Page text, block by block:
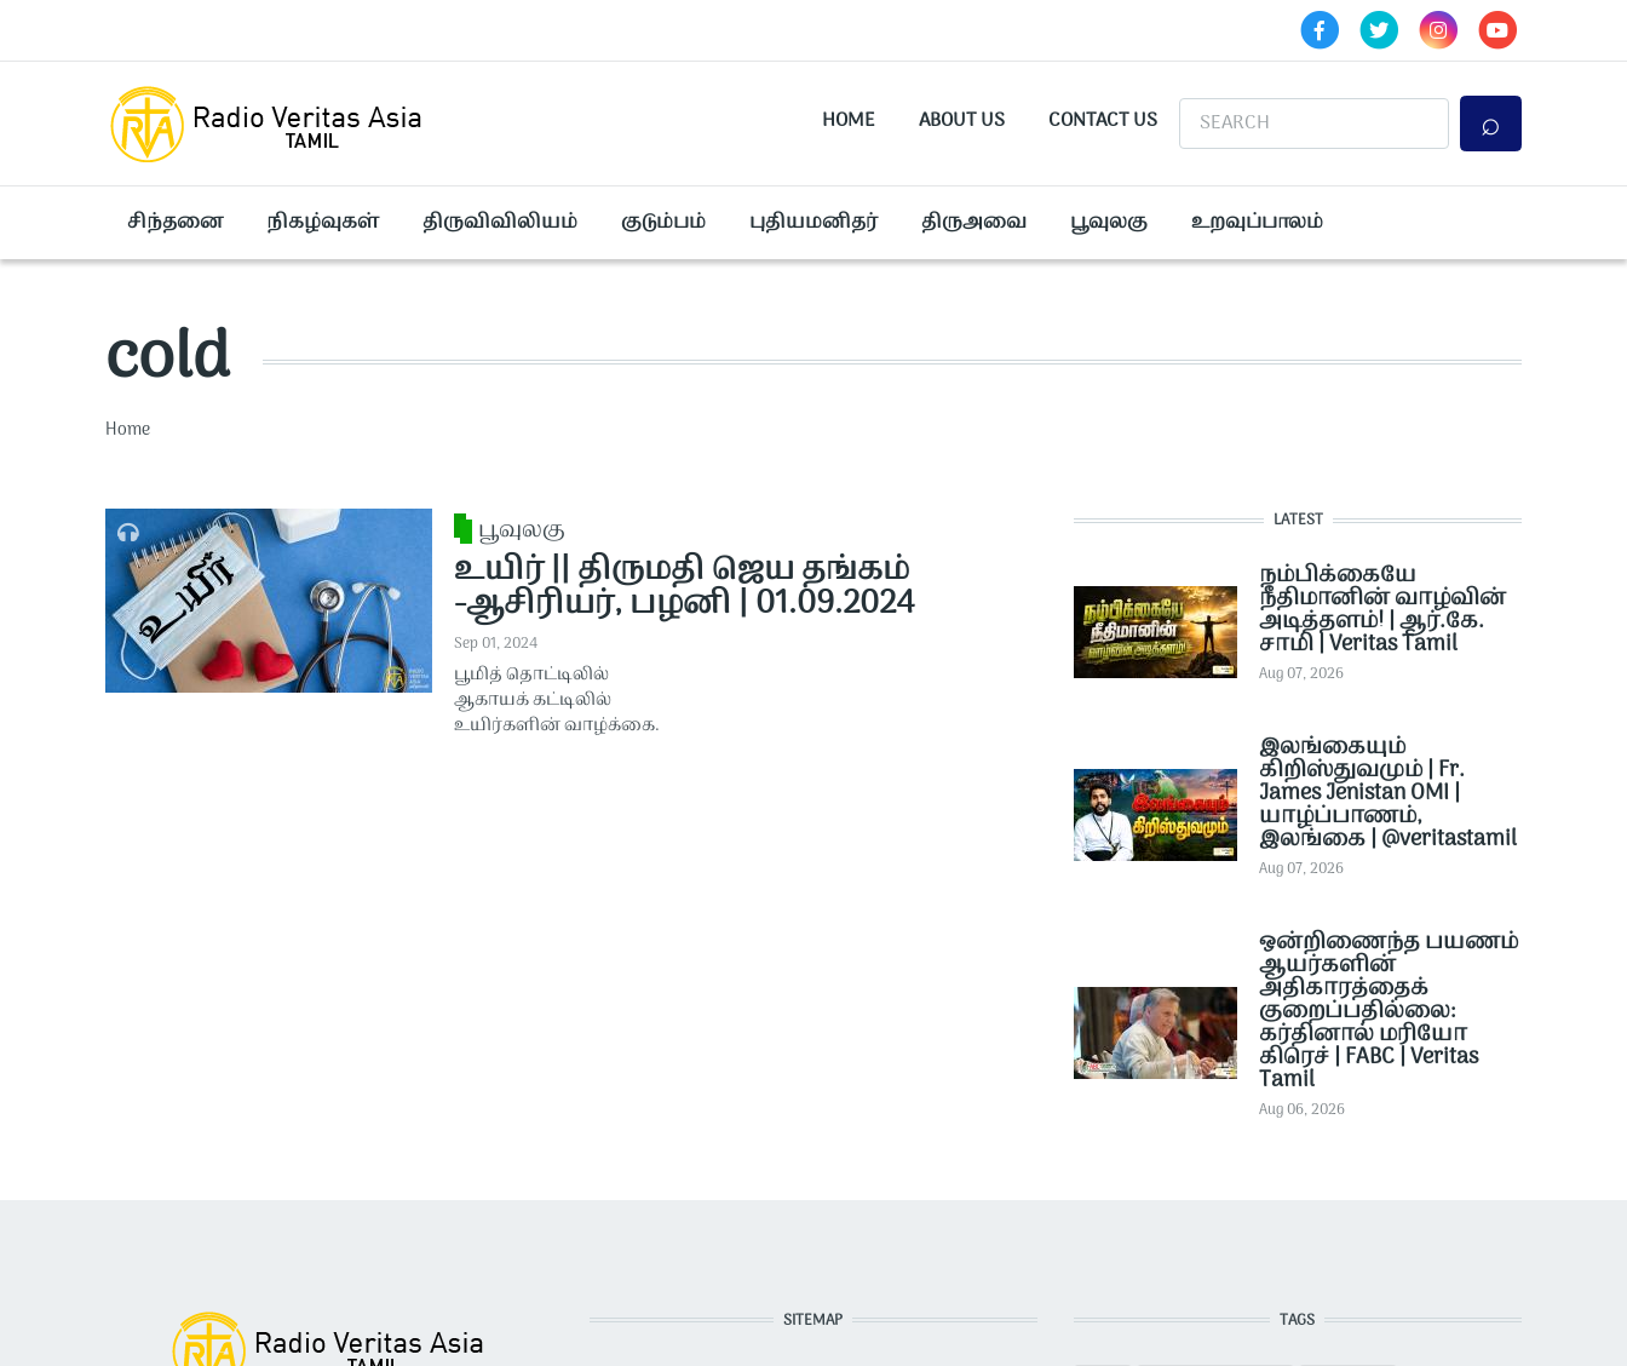
HOME ABOUT US CONTACT US Search
சிந்தனை நிகழ்வுகள் திருவிவிலியம் குடும்பம் புதியமனிதர் திருஅவை பூவுலகு உறவுப்பாலம்
cold
Breadcrumb
Home
பூவுலகு
உயிர் || திருமதி ஜெய தங்கம்
-ஆசிரியர், பழனி | 01.09.2024
Sep 01, 2024
பூமித் தொட்டிலில்
ஆகாயக் கட்டிலில்
உயிர்களின் வாழ்க்கை.
LATEST
நம்பிக்கையே
நீதிமானின் வாழ்வின்
அடித்தளம்! | ஆர்.கே.
சாமி | Veritas Tamil
Aug 07, 2026
இலங்கையும்
கிறிஸ்துவமும் | Fr.
James Jenistan OMI |
யாழ்ப்பாணம்,
இலங்கை | @veritastamil ​
Aug 07, 2026
ஒன்றிணைந்த பயணம்
ஆயர்களின்
அதிகாரத்தைக்
குறைப்பதில்லை:
கர்தினால் மரியோ
கிரெச் | FABC | Veritas
Tamil
Aug 06, 2026
SITEMAP TAGS